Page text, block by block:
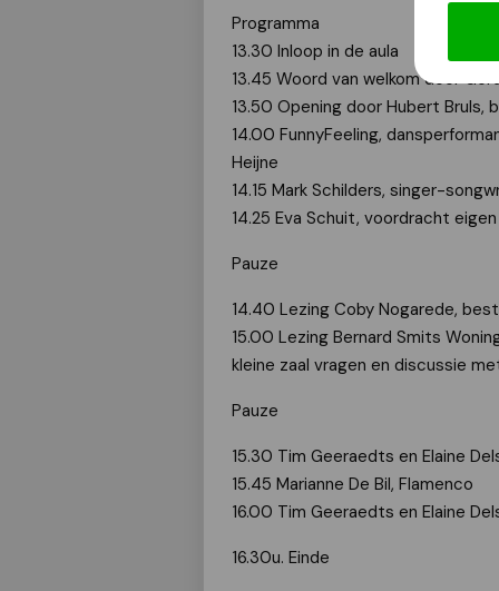
Programma
13.30 Inloop in de aula
13.45 Woord van welkom door
13.50 Opening door Hubert Bruls,
14.00 FunnyFeeling,
Heijne
14.15 Mark Schilders, singer-
14.25 Eva Schuit, voordracht
Pauze
14.40 Lezing Coby Nogarede,
15.00 Lezing Bernard Smits
kleine zaal vragen en discussie
Pauze
15.30 Tim Geeraedts en Elaine
15.45 Marianne De Bil, Flamenco
16.00 Tim Geeraedts en Elaine
16.30u. Einde